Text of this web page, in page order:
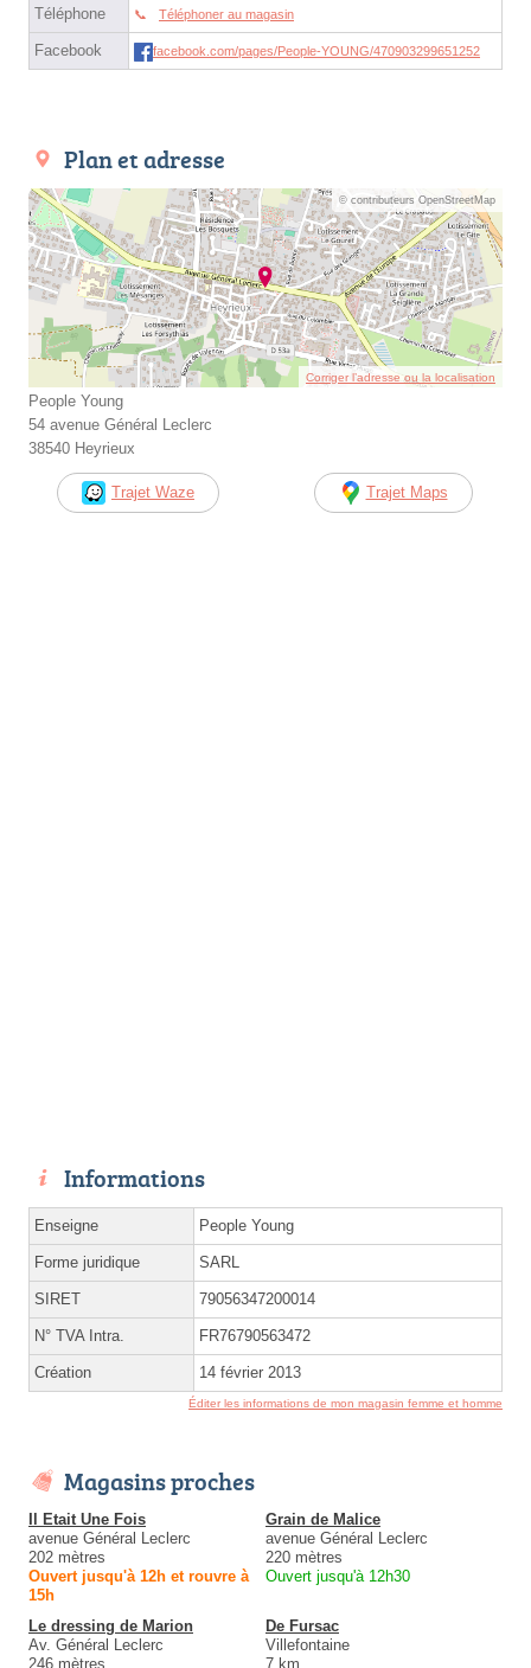
Téléphone Téléphoner au magasin
Facebook facebook.com/pages/People-YOUNG/470903299651252
Plan et adresse
© contributeurs OpenStreetMap
Corriger l’adresse ou la localisation
People Young
54 avenue Général Leclerc
38540 Heyrieux
Trajet Waze Trajet Maps
Informations
Enseigne People Young
Forme juridique SARL
SIRET 79056347200014
N° TVA Intra. FR76790563472
Création 14 février 2013
Éditer les informations de mon magasin femme et homme
Magasins proches
Il Etait Une Fois
avenue Général Leclerc
202 mètres
Ouvert jusqu'à 12h et rouvre à
15h
Grain de Malice
avenue Général Leclerc
220 mètres
Ouvert jusqu'à 12h30
Le dressing de Marion
Av. Général Leclerc
246 mètres
De Fursac
Villefontaine
7 km